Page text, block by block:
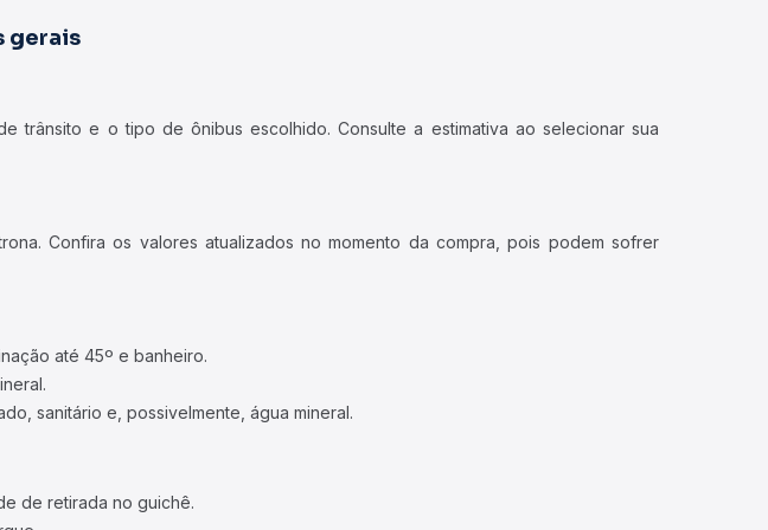
gerais
e o tipo de ônibus escolhido. Consulte a estimativa ao selecionar sua
Confira os valores atualizados no momento da compra, pois podem sofrer
até 45º e banheiro.
sanitário e, possivelmente, água mineral.
de retirada no guichê.